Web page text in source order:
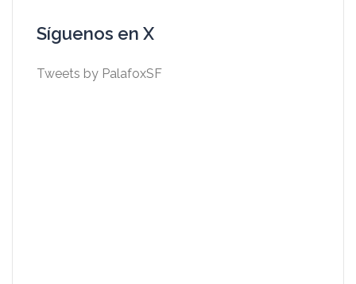
Síguenos en X
Tweets by PalafoxSF